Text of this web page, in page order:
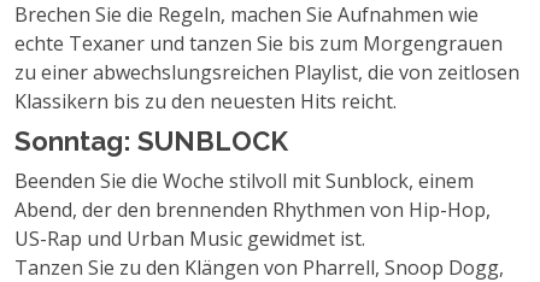
Brechen Sie die Regeln, machen Sie Aufnahmen wie
echte Texaner und tanzen Sie bis zum Morgengrauen
zu einer abwechslungsreichen Playlist, die von zeitlosen
Klassikern bis zu den neuesten Hits reicht.
Sonntag: SUNBLOCK
Beenden Sie die Woche stilvoll mit Sunblock, einem
Abend, der den brennenden Rhythmen von Hip-Hop,
US-Rap und Urban Music gewidmet ist.
Tanzen Sie zu den Klängen von Pharrell, Snoop Dogg,